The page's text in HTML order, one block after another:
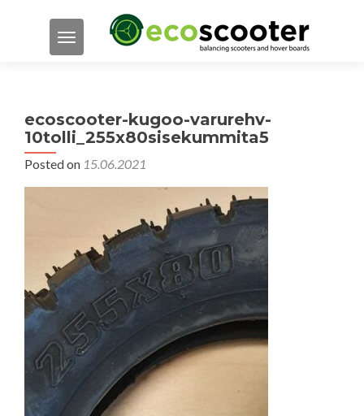
TOGGLE NAVIGATION
ecoscooter-kugoo-varurehv-
10tolli_255x80sisekummita5
Posted on 15.06.2021